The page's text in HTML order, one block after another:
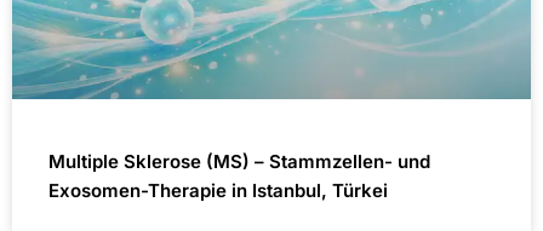
Multiple Sklerose (MS) – Stammzellen- und
Exosomen-Therapie in Istanbul, Türkei